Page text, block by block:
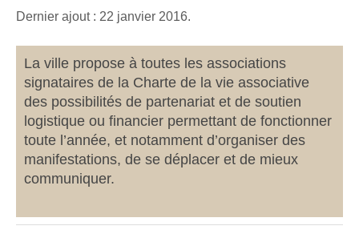
Dernier ajout : 22 janvier 2016.
La ville propose à toutes les associations
signataires de la Charte de la vie associative
des possibilités de partenariat et de soutien
logistique ou financier permettant de fonctionner
toute l’année, et notamment d’organiser des
manifestations, de se déplacer et de mieux
communiquer.